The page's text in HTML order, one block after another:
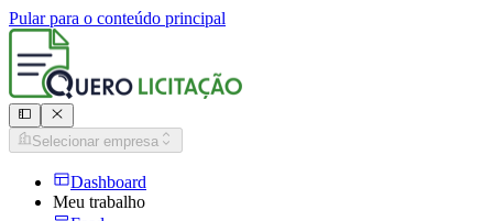
Pular para o conteúdo principal
Selecionar empresa
Dashboard
Meu trabalho